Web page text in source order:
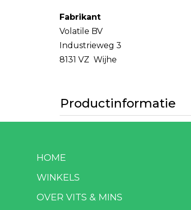
Fabrikant
Volatile BV
Industrieweg 3
8131 VZ Wijhe
Productinformatie
HOME
WINKELS
OVER VITS & MINS